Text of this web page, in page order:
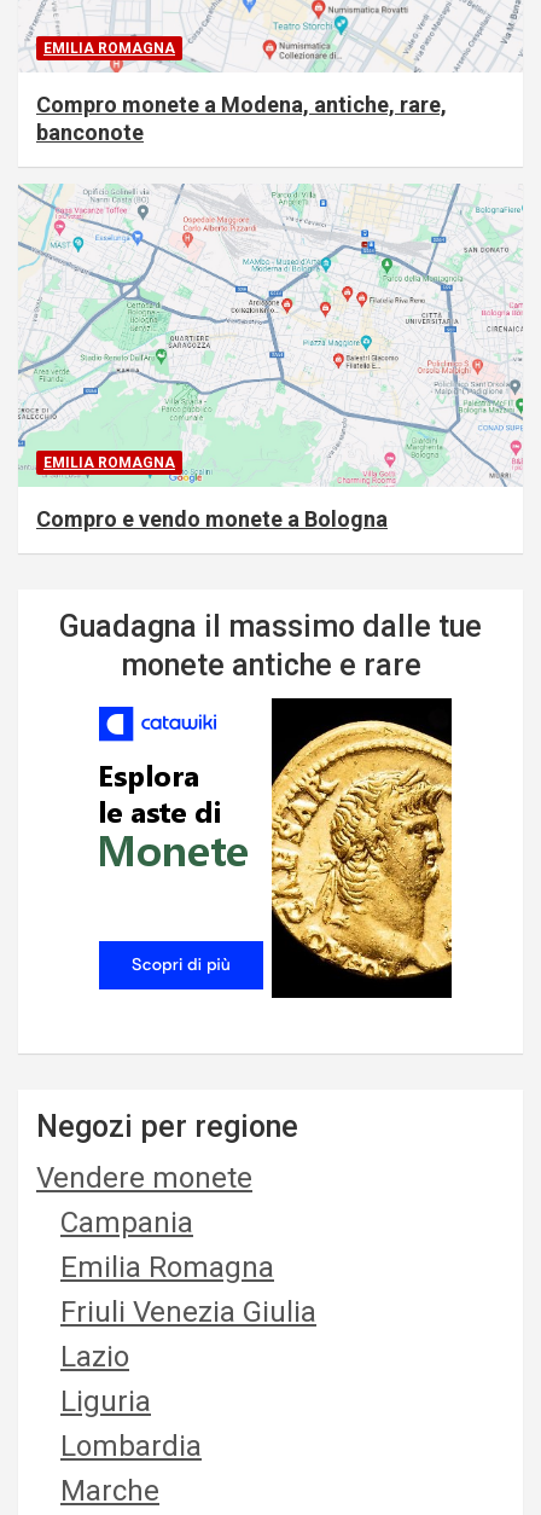
EMILIA ROMAGNA
Compro monete a Modena, antiche, rare,
banconote
EMILIA ROMAGNA
Compro e vendo monete a Bologna
Guadagna il massimo dalle tue
monete antiche e rare
Negozi per regione
Vendere monete
Campania
Emilia Romagna
Friuli Venezia Giulia
Lazio
Liguria
Lombardia
Marche